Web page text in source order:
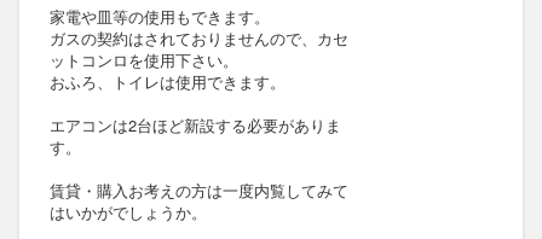
家電や皿等の使用もできます。
ガスの契約はされておりませんので、カセ
ットコンロを使用下さい。
おふろ、トイレは使用できます。
エアコンは2台ほど新設する必要がありま
す。
賃貸・購入お考えの方は一度内覧してみて
はいかがでしょうか。